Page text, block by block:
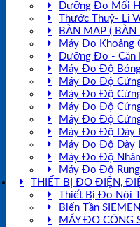
Dưỡng Đo Mối
Thước Thuỷ- Li
BÀN MAP ( BÀN
Máy Đo Khoảng
Dưỡng Đo - Căn
Máy Đo Độ
Máy Đo Độ
Máy Đo Độ
Máy Đo Độ
Máy Đo Độ
Máy Đo Độ Dày
Máy Đo Độ Dày
Máy Đo Độ
Máy Đo Độ Rung
THIẾT BỊ ĐO ĐIỆN,
Thiết Bị Đo Nội
Biến Tần
MÁY ĐO CÔNG